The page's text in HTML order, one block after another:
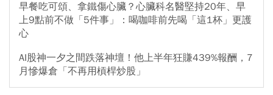
早餐吃可頌、拿鐵傷心臟？心臟科名醫堅持20年、早
上9點前不做「5件事」：喝咖啡前先喝「這1杯」更護
心
AI股神一夕之間跌落神壇！他上半年狂賺439%報酬，7
月慘爆倉「不再用槓桿炒股」